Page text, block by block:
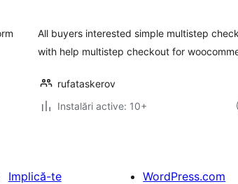
All buyers interested simple multistep
with help multistep checkout for
rufataskerov
Instalări active: 10+
Implică-te
WordPress.com